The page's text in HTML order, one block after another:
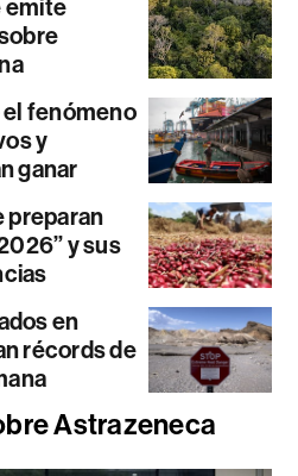
emite
fenómeno
y
ganar
preparan
y sus
en
récords de
Astrazeneca